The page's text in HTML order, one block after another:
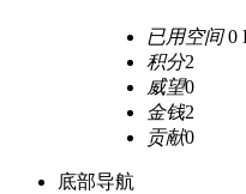
已用空间0
积分2
威望0
金钱2
贡献0
底部导航